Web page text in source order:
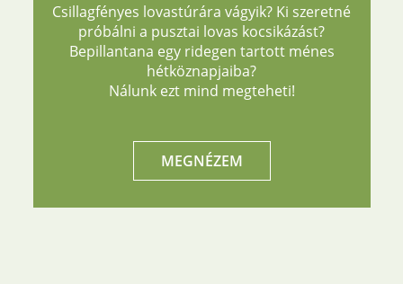
Csillagfényes lovastúrára vágyik? Ki szeretné
próbálni a pusztai lovas kocsikázást?
Bepillantana egy ridegen tartott ménes
hétköznapjaiba?
Nálunk ezt mind megteheti!
MEGNÉZEM